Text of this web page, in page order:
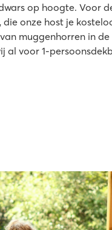
op hoogte. Voor
onze host je
muggenhorren in de
al voor 1-